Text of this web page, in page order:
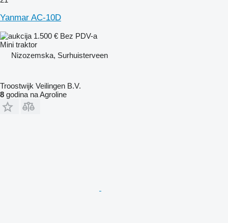
Yanmar AC-10D
1.500 € Bez PDV-a
Mini traktor
Nizozemska, Surhuisterveen
Troostwijk Veilingen B.V.
8 godina na Agroline